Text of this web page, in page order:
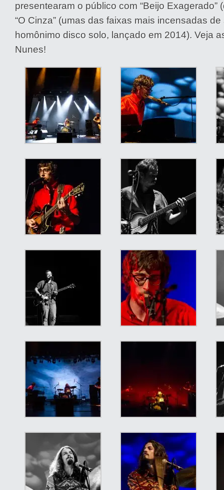
presentearam o público com “Beijo Exagerado”
“O Cinza” (umas das faixas mais incensadas
homônimo disco solo, lançado em 2014). Veja
Nunes!